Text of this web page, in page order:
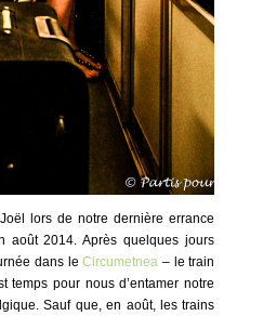
lors de notre dernière errance
août 2014. Après quelques jours
dans leCircumetnea – le train
temps pour nous d’entamer notre
Sauf que, en août, les trains